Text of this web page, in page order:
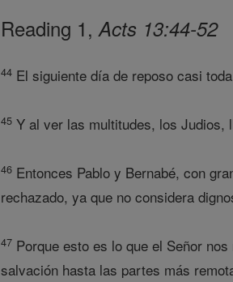
Reading 1,Acts 13:44-52
44 El siguiente día de reposo casi
45 Y al ver las multitudes, los Judios,
46 Entonces Pablo y Bernabé, con
rechazado, ya que no considera
47 Porque esto es lo que el Señor
salvación hasta las partes más